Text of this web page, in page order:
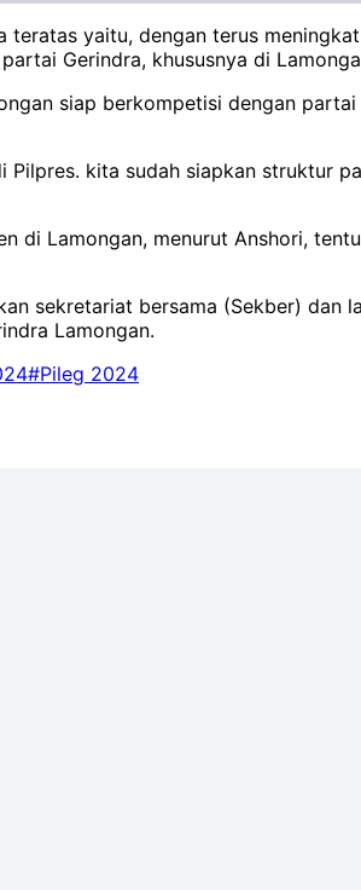
yaitu, dengan terus
Gerindra, khususnya di
siap berkompetisi dengan
kita sudah siapkan struktur
di Lamongan, menurut Anshori,
sekretariat bersama (Sekber) dan
Lamongan.
#Pileg 2024